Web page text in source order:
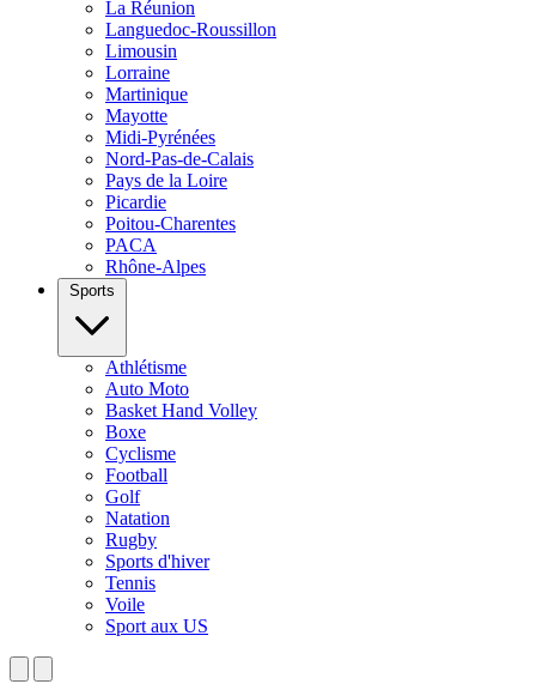
La Réunion
Languedoc-Roussillon
Limousin
Lorraine
Martinique
Mayotte
Midi-Pyrénées
Nord-Pas-de-Calais
Pays de la Loire
Picardie
Poitou-Charentes
PACA
Rhône-Alpes
Sports
Athlétisme
Auto Moto
Basket Hand Volley
Boxe
Cyclisme
Football
Golf
Natation
Rugby
Sports d'hiver
Tennis
Voile
Sport aux US